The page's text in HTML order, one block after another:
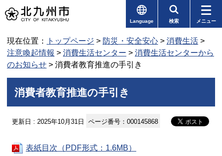
Language 検索 メニュー
現在位置： トップページ > 防災・安全安心 > 消費生活 >
注意喚起情報 > 消費生活センター > 消費生活センターから
のお知らせ > 消費者教育推進の手引き
消費者教育推進の手引き
更新日 : 2025年10月31日 ページ番号：000145868
表紙目次（PDF形式：1.6MB）